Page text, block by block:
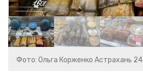
Фото: Ольга Корженко Астрахань 24